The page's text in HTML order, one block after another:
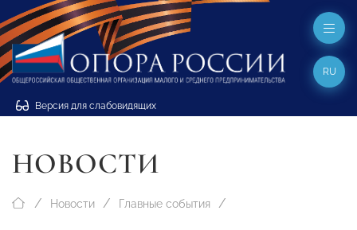
Версия для слабовидящих
RU
НОВОСТИ
Новости Главные события